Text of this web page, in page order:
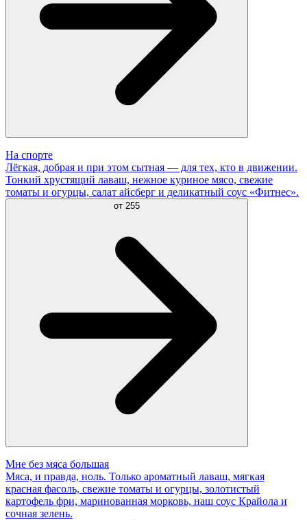
На спорте
Лёгкая, добрая и при этом сытная — для тех, кто в движении.
Тонкий хрустящий лаваш, нежное куриное мясо, свежие
томаты и огурцы, салат айсберг и деликатный соус «Фитнес».
от 255
Мне без мяса большая
Мяса, и правда, ноль. Только ароматный лаваш, мягкая
красная фасоль, свежие томаты и огурцы, золотистый
картофель фри, маринованная морковь, наш соус Крайола и
сочная зелень.